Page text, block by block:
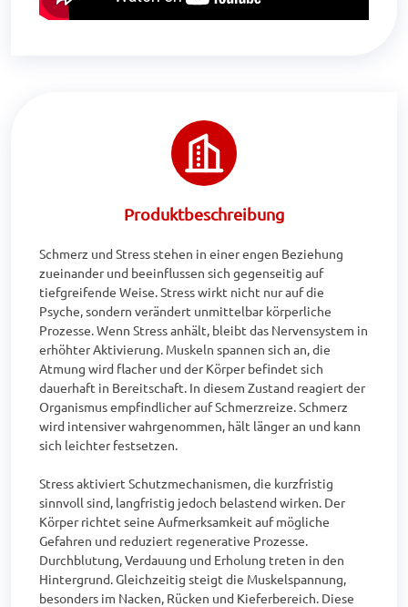
Produktbeschreibung
Schmerz und Stress stehen in einer engen Beziehung
zueinander und beeinflussen sich gegenseitig auf
tiefgreifende Weise. Stress wirkt nicht nur auf die
Psyche, sondern verändert unmittelbar körperliche
Prozesse. Wenn Stress anhält, bleibt das Nervensystem in
erhöhter Aktivierung. Muskeln spannen sich an, die
Atmung wird flacher und der Körper befindet sich
dauerhaft in Bereitschaft. In diesem Zustand reagiert der
Organismus empfindlicher auf Schmerzreize. Schmerz
wird intensiver wahrgenommen, hält länger an und kann
sich leichter festsetzen.
Stress aktiviert Schutzmechanismen, die kurzfristig
sinnvoll sind, langfristig jedoch belastend wirken. Der
Körper richtet seine Aufmerksamkeit auf mögliche
Gefahren und reduziert regenerative Prozesse.
Durchblutung, Verdauung und Erholung treten in den
Hintergrund. Gleichzeitig steigt die Muskelspannung,
besonders im Nacken, Rücken und Kieferbereich. Diese